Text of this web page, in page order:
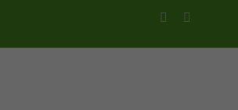
content
Facebook